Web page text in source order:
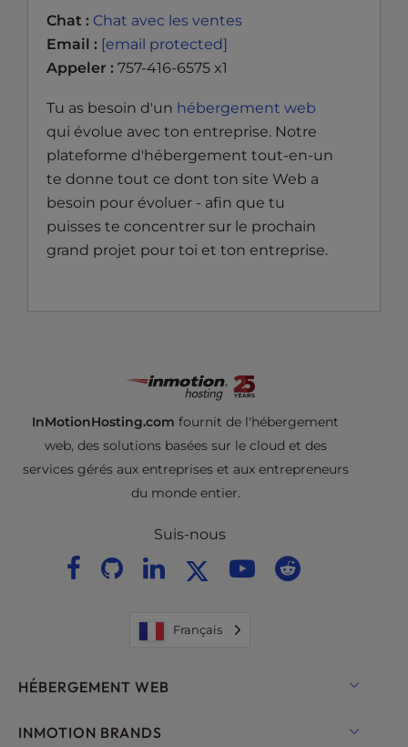
Chat : Chat avec les ventes
Email : [email protected]
Appeler : 757-416-6575 x1
Tu as besoin d'un hébergement web
qui évolue avec ton entreprise. Notre
plateforme d'hébergement tout-en-un
te donne tout ce dont ton site Web a
besoin pour évoluer - afin que tu
puisses te concentrer sur le prochain
grand projet pour toi et ton entreprise.
InMotionHosting.com fournit de l'hébergement
web, des solutions basées sur le cloud et des
services gérés aux entreprises et aux entrepreneurs
du monde entier.
Suis-nous
Français
HÉBERGEMENT WEB
Hébergement partagé
INMOTION BRANDS